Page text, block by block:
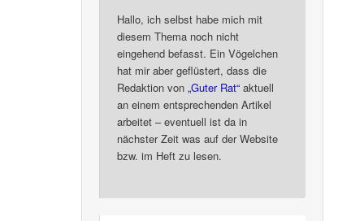
Hallo, ich selbst habe mich mit
diesem Thema noch nicht
eingehend befasst. Ein Vögelchen
hat mir aber geflüstert, dass die
Redaktion von„Guter Rat“ aktuell
an einem entsprechenden Artikel
arbeitet – eventuell ist da in
nächster Zeit was auf der Website
bzw. im Heft zu lesen.